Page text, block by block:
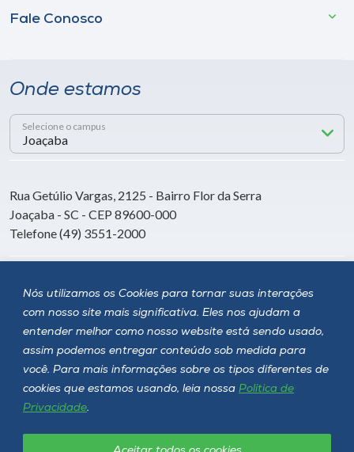
Nós utilizamos os Cookies para tornar suas interações
com nosso site mais significativa. Eles nos ajudam a
entender melhor como nosso website está sendo usado,
assim podemos entregar conteúdo sob medida para
você. Para mais informações sobre os tipos diferentes de
cookies que estamos usando, leia nossa Política de
Privacidade.
Fale Conosco
Onde estamos
Selecione o campus
Rua Getúlio Vargas, 2125 - Bairro Flor da Serra
Joaçaba - SC - CEP 89600-000
Telefone (49) 3551-2000
Siga a Unoesc